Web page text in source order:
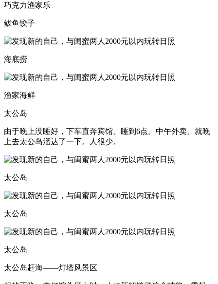
巧克力渔家乐
鲅鱼饺子
海底捞
渔家海鲜
太公岛
由于晚上没睡好，下车直奔宾馆。睡到6点。中午外卖。就晚
上去太公岛溜达了一下。人很少。
太公岛
太公岛
太公岛
太公岛赶海——灯塔风景区